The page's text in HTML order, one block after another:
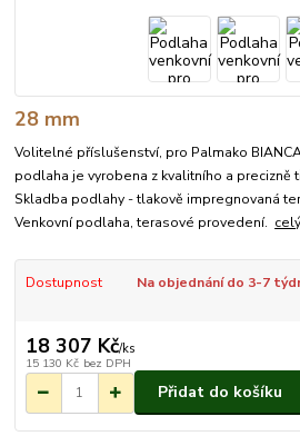
28 mm
Volitelné příslušenství, pro Palmako BIANCA
podlaha je vyrobena z kvalitního a precizně
Skladba podlahy - tlakově impregnovaná
Venkovní podlaha, terasové provedení.
Dostupnost Na objednání do 3-7
18 307 Kč/ks
15 130 Kč bez DPH
Přidat do košíku